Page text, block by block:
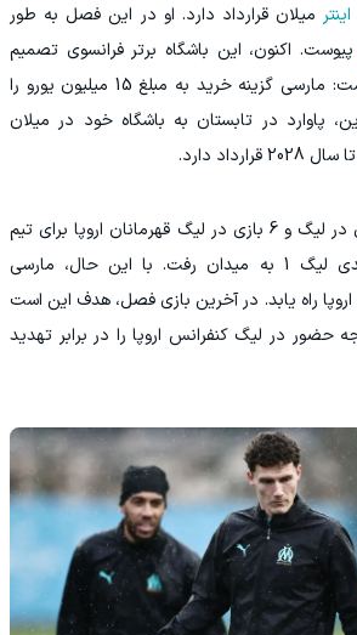
اینتر میلان قرارداد دارد. او در این فصل به طور
پیوست. اکنون، این باشگاه برتر فرانسوی تصمیم
مهمی برای آینده گرفته است: مارسی گزینه خرید به مبلغ 15 میلیون یورو را
پاوارد در تابستان به باشگاه خود در میلان
دارد.
پاوارد در مجموع 26 بازی در لیگ و 6 بازی در لیگ قهرمانان اروپا برای تیم
فعلی ششم جدول رده‌بندی لیگ 1 به میدان رفت. با این حال، مارسی
راه یابد. در آخرین بازی فصل، هدف این است
حضور در لیگ کنفرانس اروپا را در برابر تهدید